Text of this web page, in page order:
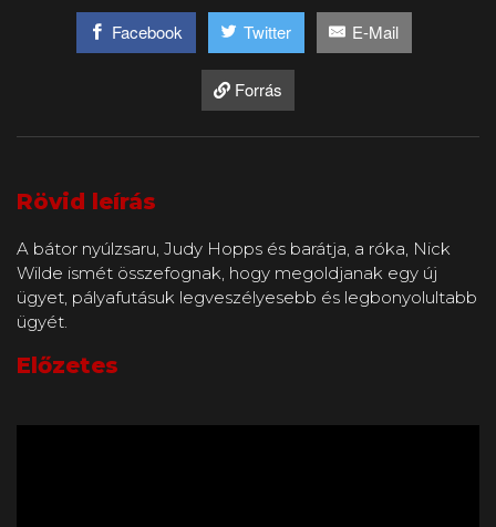
Facebook Twitter E-Mail
Forrás
Rövid leírás
A bátor nyúlzsaru, Judy Hopps és barátja, a róka, Nick
Wilde ismét összefognak, hogy megoldjanak egy új
ügyet, pályafutásuk legveszélyesebb és legbonyolultabb
ügyét.
Előzetes